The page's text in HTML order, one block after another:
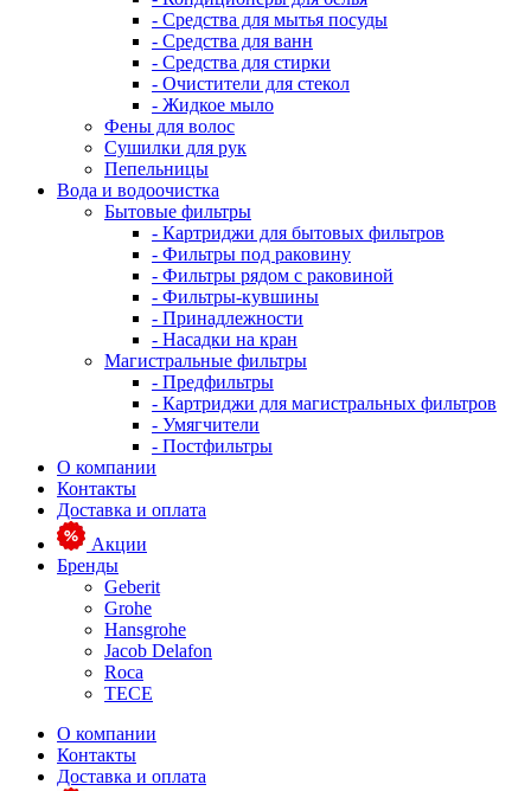
- Средства для мытья посуды
- Средства для ванн
- Средства для стирки
- Очистители для стекол
- Жидкое мыло
Фены для волос
Сушилки для рук
Пепельницы
Вода и водоочистка
Бытовые фильтры
- Картриджи для бытовых фильтров
- Фильтры под раковину
- Фильтры рядом с раковиной
- Фильтры-кувшины
- Принадлежности
- Насадки на кран
Магистральные фильтры
- Предфильтры
- Картриджи для магистральных фильтров
- Умягчители
- Постфильтры
О компании
Контакты
Доставка и оплата
Акции
Бренды
Geberit
Grohe
Hansgrohe
Jacob Delafon
Roca
TECE
О компании
Контакты
Доставка и оплата